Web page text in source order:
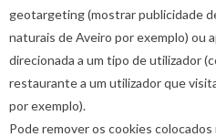
geotargeting (mostrar publicidade
naturais de Aveiro por exemplo) ou
direcionada a um tipo de utilizador
restaurante a um utilizador que
por exemplo).
Pode remover os cookies